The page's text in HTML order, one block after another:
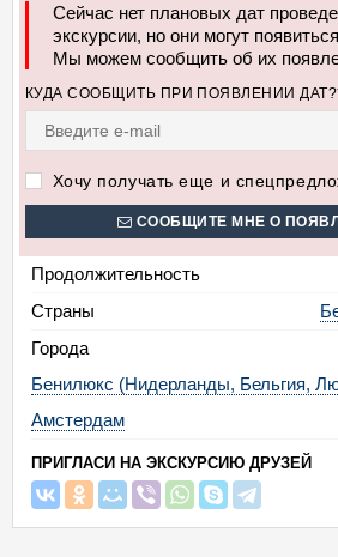
Сейчас нет плановых дат
экскурсии, но они могут
Мы можем сообщить об их
КУДА СООБЩИТЬ ПРИ ПОЯВЛЕНИИ
Хочу получать еще и
СООБЩИТЕ МНЕ О
Продолжительность
Страны
Города
Бенилюкс (Нидерланды, Бельгия,
Амстердам
ПРИГЛАСИ НА ЭКСКУРСИЮ ДРУЗЕЙ